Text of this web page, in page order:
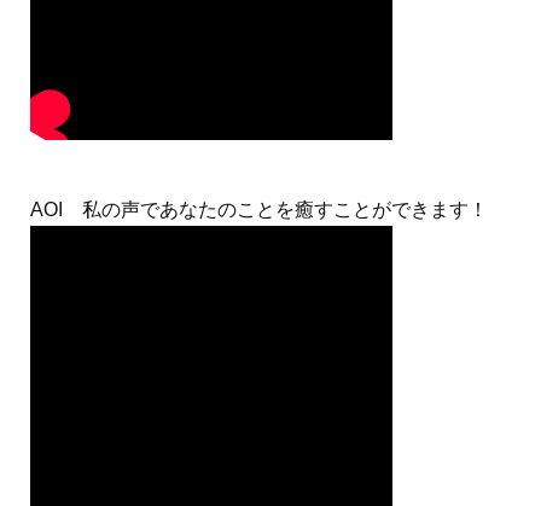
AOI 私の声であなたのことを癒すことができます！